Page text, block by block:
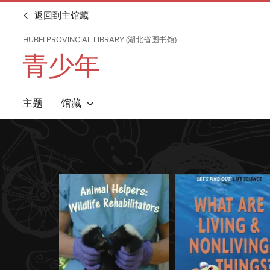
返回到主馆藏
HUBEI PROVINCIAL LIBRARY (湖北省图书馆)
青少年
主题 馆藏